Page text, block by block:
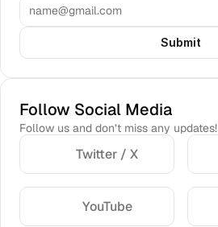
Submit
Follow Social Media
Follow us and don’t miss any updates!
Twitter / X
YouTube